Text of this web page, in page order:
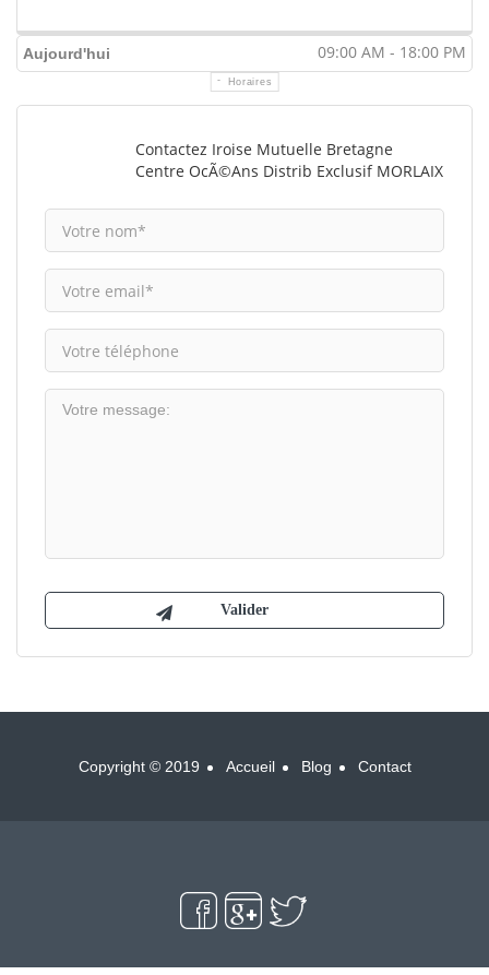
Aujourd'hui 09:00 AM - 18:00 PM
Horaires
Contactez Iroise Mutuelle Bretagne
Centre OcÃ©ans Distrib Exclusif MORLAIX
Copyright © 2019 Accueil Blog Contact